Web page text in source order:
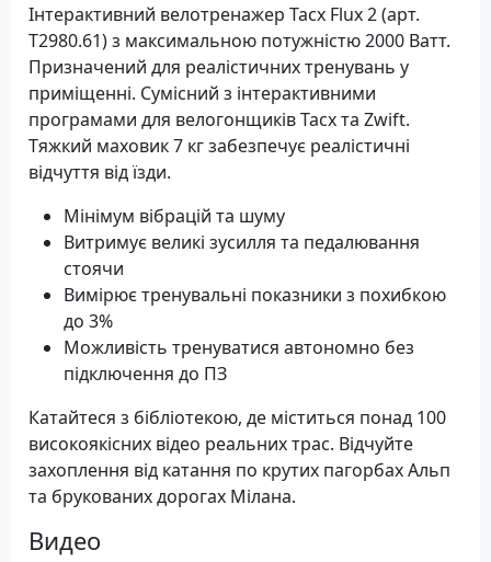
Інтерактивний велотренажер Tacx Flux 2 (арт.
T2980.61) з максимальною потужністю 2000 Ватт.
Призначений для реалістичних тренувань у
приміщенні. Сумісний з інтерактивними
програмами для велогонщиків Tacx та Zwift.
Тяжкий маховик 7 кг забезпечує реалістичні
відчуття від їзди.
Мінімум вібрацій та шуму
Витримує великі зусилля та педалювання
стоячи
Вимірює тренувальні показники з похибкою
до 3%
Можливість тренуватися автономно без
підключення до ПЗ
Катайтеся з бібліотекою, де міститься понад 100
високоякісних відео реальних трас. Відчуйте
захоплення від катання по крутих пагорбах Альп
та брукованих дорогах Мілана.
Видео